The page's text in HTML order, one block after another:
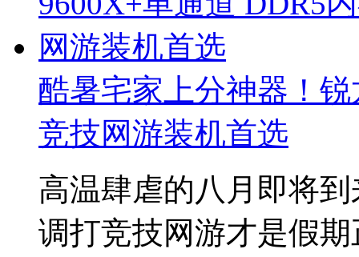
酷暑宅家上分神器！
竞技网游装机首选
高温肆虐的八月即将
调打竞技网游才是假